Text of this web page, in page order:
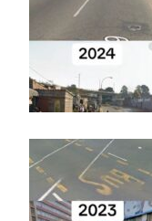
かされる「女神
ガチで “ママ”
【高市動画】こ
中国のメスガキ
Powered by livedoor